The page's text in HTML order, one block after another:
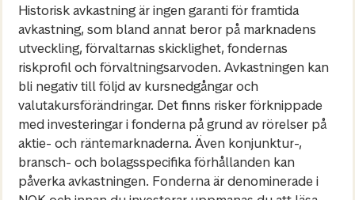
Historisk avkastning är ingen garanti för framtida
avkastning, som bland annat beror på marknadens
utveckling, förvaltarnas skicklighet, fondernas
riskprofil och förvaltningsarvoden. Avkastningen kan
bli negativ till följd av kursnedgångar och
valutakursförändringar. Det finns risker förknippade
med investeringar i fonderna på grund av rörelser på
aktie- och räntemarknaderna. Även konjunktur-,
bransch- och bolagsspecifika förhållanden kan
påverka avkastningen. Fonderna är denominerade i